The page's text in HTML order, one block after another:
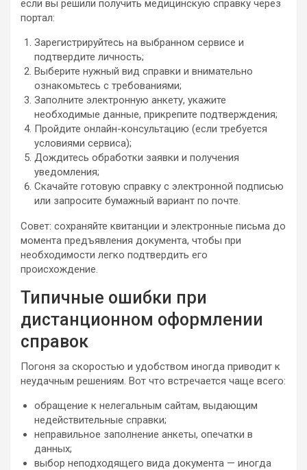
если вы решили получить медицинскую справку через
портал:
Зарегистрируйтесь на выбранном сервисе и
подтвердите личность;
Выберите нужный вид справки и внимательно
ознакомьтесь с требованиями;
Заполните электронную анкету, укажите
необходимые данные, прикрепите подтверждения;
Пройдите онлайн-консультацию (если требуется
условиями сервиса);
Дождитесь обработки заявки и получения
уведомления;
Скачайте готовую справку с электронной подписью
или запросите бумажный вариант по почте.
Совет: сохраняйте квитанции и электронные письма до
момента предъявления документа, чтобы при
необходимости легко подтвердить его
происхождение.
Типичные ошибки при
дистанционном оформлении
справок
Погоня за скоростью и удобством иногда приводит к
неудачным решениям. Вот что встречается чаще всего:
обращение к нелегальным сайтам, выдающим
недействительные справки;
неправильное заполнение анкеты, опечатки в
данных;
выбор неподходящего вида документа — иногда